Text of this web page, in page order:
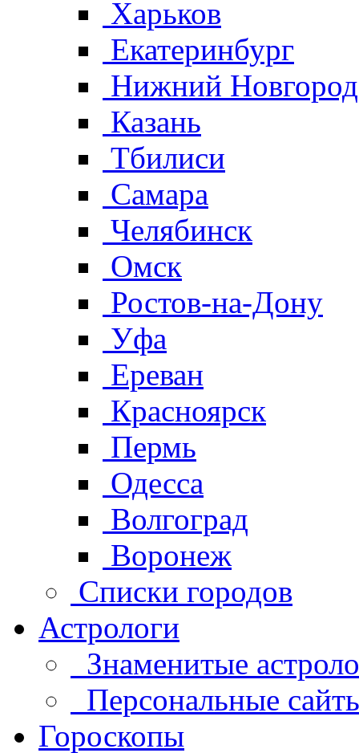
Харьков
Екатеринбург
Нижний Новгород
Казань
Тбилиси
Самара
Челябинск
Омск
Ростов-на-Дону
Уфа
Ереван
Красноярск
Пермь
Одесса
Волгоград
Воронеж
Списки городов
Астрологи
Знаменитые
Персональные
Гороскопы